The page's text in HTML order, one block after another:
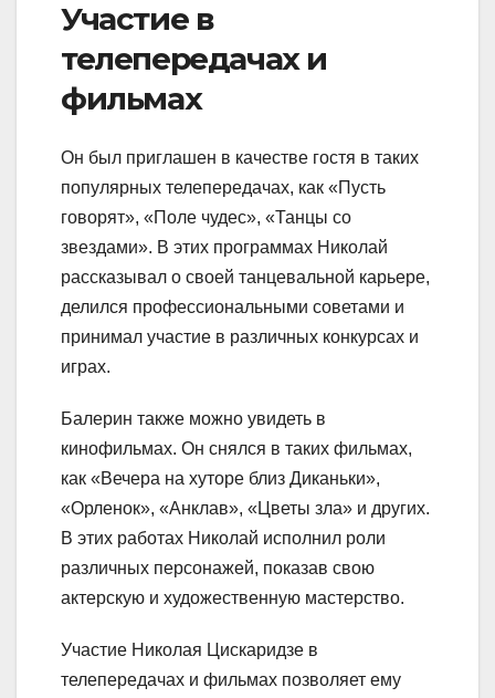
Участие в
телепередачах и
фильмах
Он был приглашен в качестве гостя в таких
популярных телепередачах, как «Пусть
говорят», «Поле чудес», «Танцы со
звездами». В этих программах Николай
рассказывал о своей танцевальной карьере,
делился профессиональными советами и
принимал участие в различных конкурсах и
играх.
Балерин также можно увидеть в
кинофильмах. Он снялся в таких фильмах,
как «Вечера на хуторе близ Диканьки»,
«Орленок», «Анклав», «Цветы зла» и других.
В этих работах Николай исполнил роли
различных персонажей, показав свою
актерскую и художественную мастерство.
Участие Николая Цискаридзе в
телепередачах и фильмах позволяет ему